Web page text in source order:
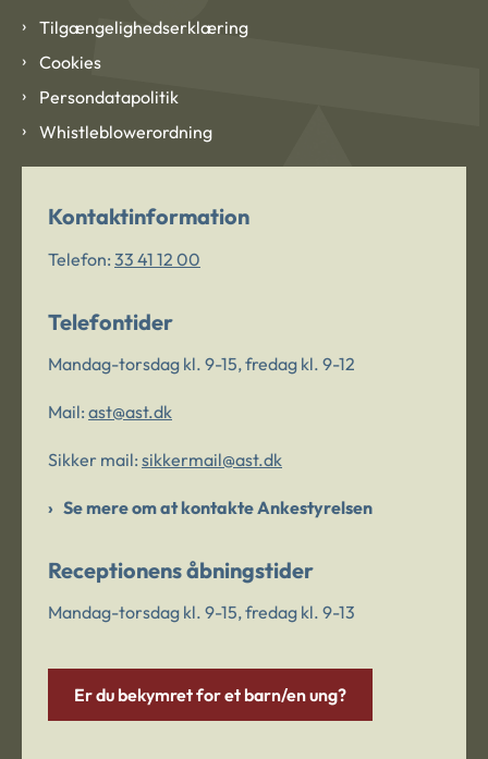
Tilgængelighedserklæring
Cookies
Persondatapolitik
Whistleblowerordning
Kontaktinformation
Telefon: 33 41 12 00
Telefontider
Mandag-torsdag kl. 9-15, fredag kl. 9-12
Mail: ast@ast.dk
Sikker mail: sikkermail@ast.dk
Se mere om at kontakte Ankestyrelsen
Receptionens åbningstider
Mandag-torsdag kl. 9-15, fredag kl. 9-13
Er du bekymret for et barn/en ung?